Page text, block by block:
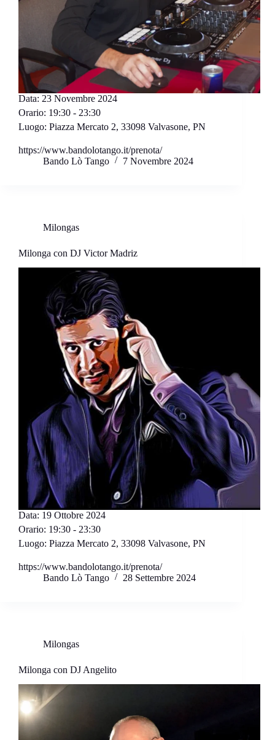
Data: 23 Novembre 2024
Orario: 19:30 - 23:30
Luogo: Piazza Mercato 2, 33098 Valvasone, PN
https://www.bandolotango.it/prenota/
Bando Lò Tango
7 Novembre 2024
Milongas
Milonga con DJ Victor Madriz
Data: 19 Ottobre 2024
Orario: 19:30 - 23:30
Luogo: Piazza Mercato 2, 33098 Valvasone, PN
https://www.bandolotango.it/prenota/
Bando Lò Tango
28 Settembre 2024
Milongas
Milonga con DJ Angelito